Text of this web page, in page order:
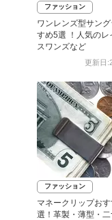
ファッション
ワンレンズ型サン
すめ5選 ！人気のレ
スワンズなど
更新日
ファッション
マネークリップお
選！革製・薄型・二